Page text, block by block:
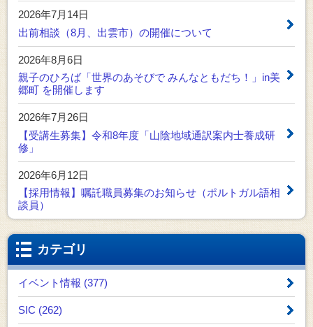
2026年7月14日
出前相談（8月、出雲市）の開催について
2026年8月6日
親子のひろば「世界のあそびで みんなともだち！」in美
郷町 を開催します
2026年7月26日
【受講生募集】令和8年度「山陰地域通訳案内士養成研
修」
2026年6月12日
【採用情報】嘱託職員募集のお知らせ（ポルトガル語相
談員）
カテゴリ
イベント情報 (377)
SIC (262)